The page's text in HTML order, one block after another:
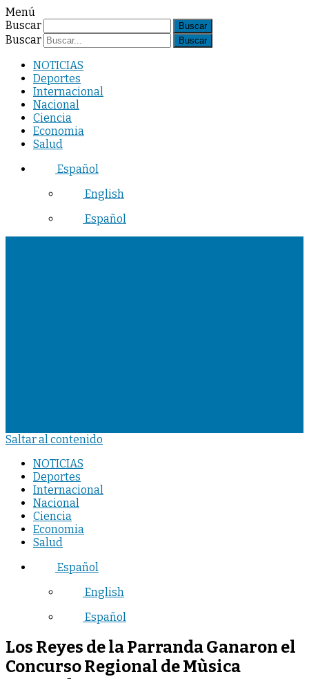
Menú
Buscar
Buscar
NOTICIAS
Deportes
Internacional
Nacional
Ciencia
Economia
Salud
Español
English
Español
Saltar al contenido
NOTICIAS
Deportes
Internacional
Nacional
Ciencia
Economia
Salud
Español
English
Español
Los Reyes de la Parranda Ganaron el
Concurso Regional de Mùsica